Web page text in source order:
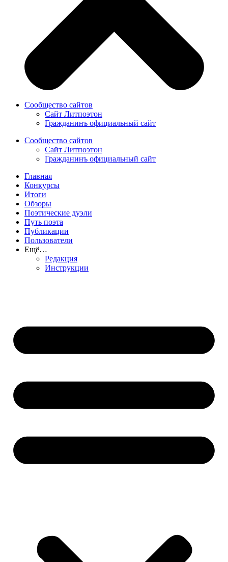
Сообщество сайтов
Сайт Литпоэтон
Гражданинъ официальный сайт
Сообщество сайтов
Сайт Литпоэтон
Гражданинъ официальный сайт
Главная
Конкурсы
Итоги
Обзоры
Поэтические дуэли
Путь поэта
Публикации
Пользователи
Ещё…
Редакция
Инструкции